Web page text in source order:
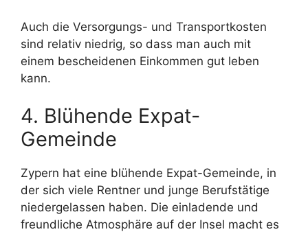
Auch die Versorgungs- und Transportkosten
sind relativ niedrig, so dass man auch mit
einem bescheidenen Einkommen gut leben
kann.
4. Blühende Expat-
Gemeinde
Zypern hat eine blühende Expat-Gemeinde, in
der sich viele Rentner und junge Berufstätige
niedergelassen haben. Die einladende und
freundliche Atmosphäre auf der Insel macht es